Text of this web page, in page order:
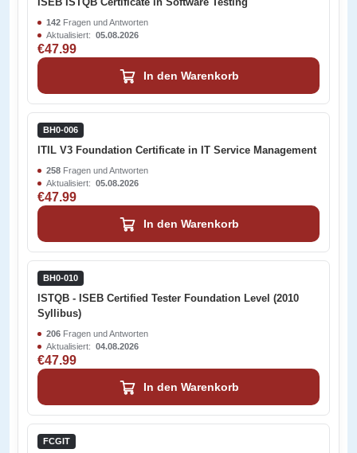
142 Fragen und Antworten
Aktualisiert: 05.08.2026
€47.99
In den Warenkorb
BH0-006
ITIL V3 Foundation Certificate in IT Service Management
258 Fragen und Antworten
Aktualisiert: 05.08.2026
€47.99
In den Warenkorb
BH0-010
ISTQB - ISEB Certified Tester Foundation Level (2010
Syllibus)
206 Fragen und Antworten
Aktualisiert: 04.08.2026
€47.99
In den Warenkorb
FCGIT